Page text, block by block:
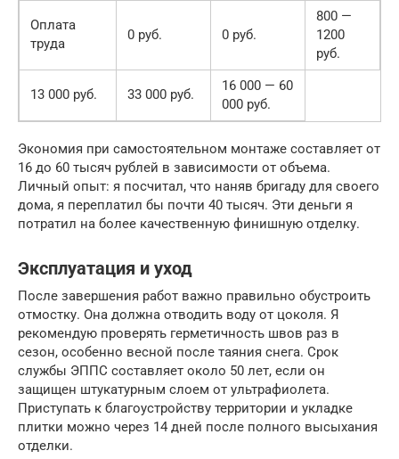
Оплата
труда
0 руб. 0 руб.
800 —
1200
руб.
13 000 руб. 33 000 руб.
16 000 — 60
000 руб.
Экономия при самостоятельном монтаже составляет от
16 до 60 тысяч рублей в зависимости от объема.
Личный опыт: я посчитал, что наняв бригаду для своего
дома, я переплатил бы почти 40 тысяч. Эти деньги я
потратил на более качественную финишную отделку.
Эксплуатация и уход
После завершения работ важно правильно обустроить
отмостку. Она должна отводить воду от цоколя. Я
рекомендую проверять герметичность швов раз в
сезон, особенно весной после таяния снега. Срок
службы ЭППС составляет около 50 лет, если он
защищен штукатурным слоем от ультрафиолета.
Приступать к благоустройству территории и укладке
плитки можно через 14 дней после полного высыхания
отделки.